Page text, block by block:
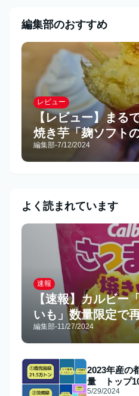
編集部のおすすめ
レビュー
【レビュー】まる
焼き芋「麹ソフト
編集部-7/12/2024
よく読まれています
速報
【速報】カルビー
いも」数量限定で
編集部-11/27/2024
2023年産の
量 トップ
5/29/2024